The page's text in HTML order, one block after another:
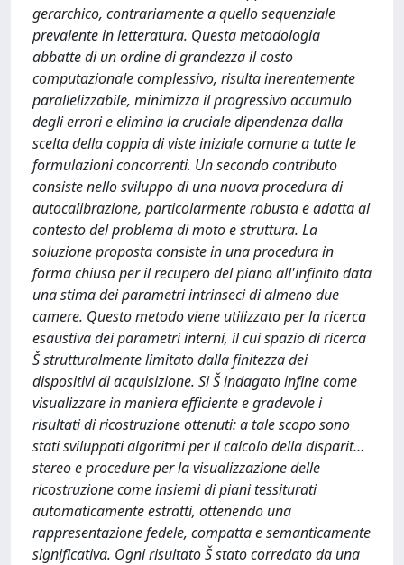
gerarchico, contrariamente a quello sequenziale
prevalente in letteratura. Questa metodologia
abbatte di un ordine di grandezza il costo
computazionale complessivo, risulta inerentemente
parallelizzabile, minimizza il progressivo accumulo
degli errori e elimina la cruciale dipendenza dalla
scelta della coppia di viste iniziale comune a tutte le
formulazioni concorrenti. Un secondo contributo
consiste nello sviluppo di una nuova procedura di
autocalibrazione, particolarmente robusta e adatta al
contesto del problema di moto e struttura. La
soluzione proposta consiste in una procedura in
forma chiusa per il recupero del piano all'infinito data
una stima dei parametri intrinseci di almeno due
camere. Questo metodo viene utilizzato per la ricerca
esaustiva dei parametri interni, il cui spazio di ricerca
Š strutturalmente limitato dalla finitezza dei
dispositivi di acquisizione. Si Š indagato infine come
visualizzare in maniera efficiente e gradevole i
risultati di ricostruzione ottenuti: a tale scopo sono
stati sviluppati algoritmi per il calcolo della disparit…
stereo e procedure per la visualizzazione delle
ricostruzione come insiemi di piani tessiturati
automaticamente estratti, ottenendo una
rappresentazione fedele, compatta e semanticamente
significativa. Ogni risultato Š stato corredato da una